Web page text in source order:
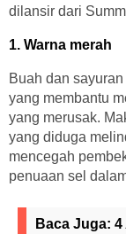
dilansir dari
1. Warna merah
Buah dan
yang membantu
yang merusak.
yang diduga
mencegah
penuaan sel
Baca Juga: 4